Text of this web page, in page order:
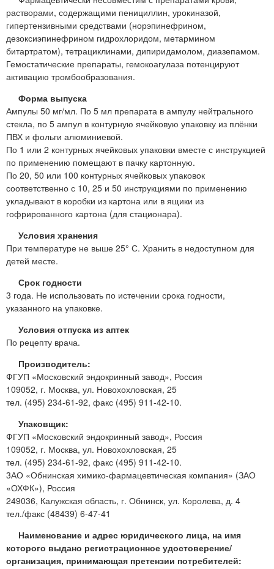
растворами, содержащими пенициллин, урокиназой,
гипертензивными средствами (норэпинефрином,
дезоксиэпинефрином гидрохлоридом, метармином
битартратом), тетрациклинами, дипиридамолом, диазепамом.
Гемостатические препараты, гемокоагулаза потенцируют
активацию тромбообразования.
Форма выпуска
Ампулы 50 мг/мл. По 5 мл препарата в ампулу нейтрального
стекла, по 5 ампул в контурную ячейковую упаковку из плёнки
ПВХ и фольги алюминиевой.
По 1 или 2 контурных ячейковых упаковки вместе с инструкцией
по применению помещают в пачку картонную.
По 20, 50 или 100 контурных ячейковых упаковок
соответственно с 10, 25 и 50 инструкциями по применению
укладывают в коробки из картона или в ящики из
гофрированного картона (для стационара).
Условия хранения
При температуре не выше 25° С. Хранить в недоступном для
детей месте.
Срок годности
3 года. Не использовать по истечении срока годности,
указанного на упаковке.
Условия отпуска из аптек
По рецепту врача.
Производитель:
ФГУП «Московский эндокринный завод», Россия
109052, г. Москва, ул. Новохохловская, 25
тел. (495) 234-61-92, факс (495) 911-42-10.
Упаковщик:
ФГУП «Московский эндокринный завод», Россия
109052, г. Москва, ул. Новохохловская, 25
тел. (495) 234-61-92, факс (495) 911-42-10.
3АО «Обнинская химико-фармацевтическая компания» (ЗАО
«ОХФК»), Россия
249036, Калужская область, г. Обнинск, ул. Королева, д. 4
тел./факс (48439) 6-47-41
Наименование и адрес юридического лица, на имя
которого выдано регистрационное удостоверение/
организация, принимающая претензии потребителей: